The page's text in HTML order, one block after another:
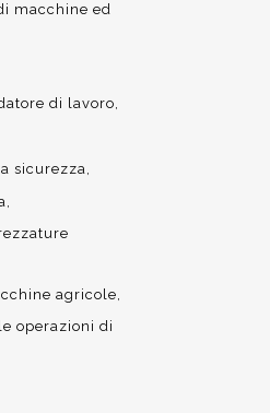
macchine ed
di lavoro
sicurezza
agricole
operazioni di